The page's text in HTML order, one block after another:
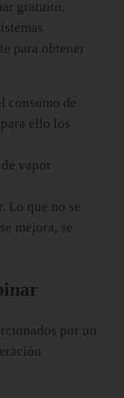
gratuito,
para obtener
consumo de
ello los
Lo que no se
mejora, se
por un